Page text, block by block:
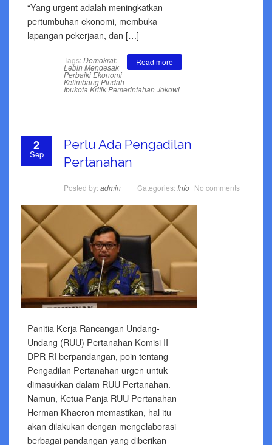
“Yang urgent adalah meningkatkan
pertumbuhan ekonomi, membuka
lapangan pekerjaan, dan […]
Read more
Tags: Demokrat:
Lebih Mendesak
Perbaiki Ekonomi
Ketimbang Pindah
Ibukota Kritik Pemerintahan Jokowi
2
Sep
Perlu Ada Pengadilan
Pertanahan
Posted by: admin Categories: Info No comments
Panitia Kerja Rancangan Undang-
Undang (RUU) Pertanahan Komisi II
DPR RI berpandangan, poin tentang
Pengadilan Pertanahan urgen untuk
dimasukkan dalam RUU Pertanahan.
Namun, Ketua Panja RUU Pertanahan
Herman Khaeron memastikan, hal itu
akan dilakukan dengan mengelaborasi
berbagai pandangan yang diberikan